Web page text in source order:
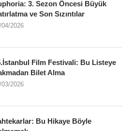
3. Sezon Öncesi Büyük
ve Son Sızıntılar
04/2026
Film Festivali: Bu Listeye
Bilet Alma
03/2026
Bu Hikaye Böyle